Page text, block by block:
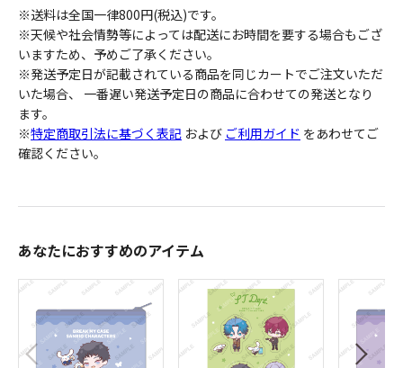
※送料は全国一律800円(税込)です。
※天候や社会情勢等によっては配送にお時間を要する場合もござ
いますため、予めご了承ください。
※発送予定日が記載されている商品を同じカートでご注文いただ
いた場合、 一番遅い発送予定日の商品に合わせての発送となり
ます。
※特定商取引法に基づく表記 および ご利用ガイド をあわせてご
確認ください。
あなたにおすすめのアイテム